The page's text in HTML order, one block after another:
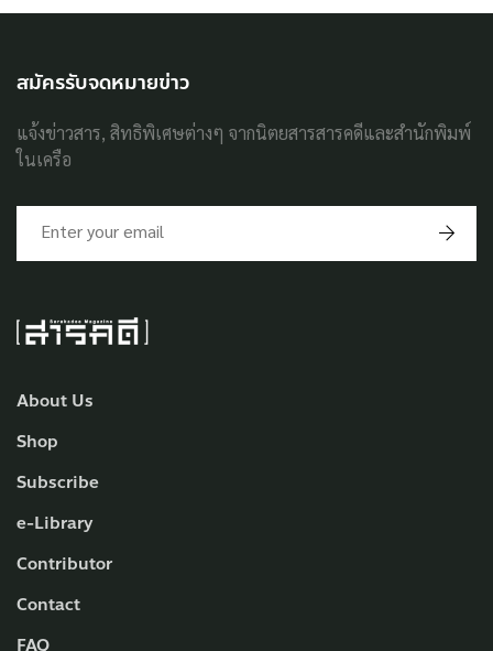
About Us
Shop
Subscribe
e-Library
Contributor
Contact
สมัครรับจดหมายข่าว
แจ้งข่าวสาร, สิทธิพิเศษต่างๆ จากนิตยสารสารคดีและสำนักพิมพ์
ในเครือ